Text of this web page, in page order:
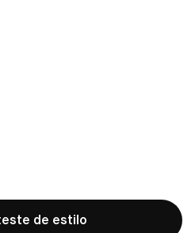
de estilo
de entrega?
O que devo fazer?